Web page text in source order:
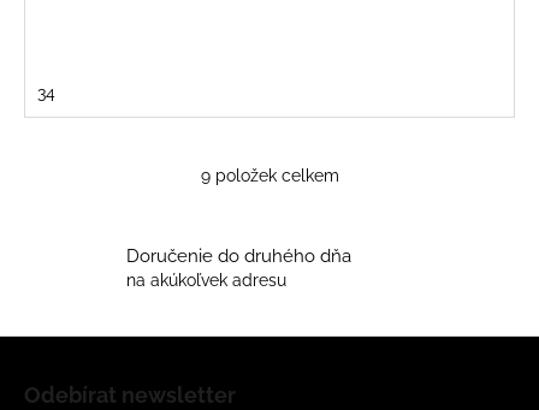
34
O
á
d
c
9položek celkem
Doručenie do druhého dňa
na akúkoľvek adresu
Odebírat newsletter